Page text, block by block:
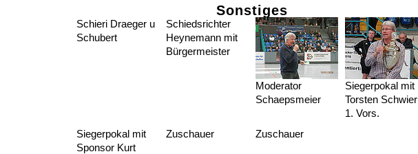
Sonstiges
Schieri Draeger u
Schubert
Schiedsrichter
Heynemann mit
Bürgermeister
Moderator
Schaepsmeier
Siegerpokal mit
Torsten Schwier
1. Vors.
Siegerpokal mit
Sponsor Kurt
Zuschauer Zuschauer